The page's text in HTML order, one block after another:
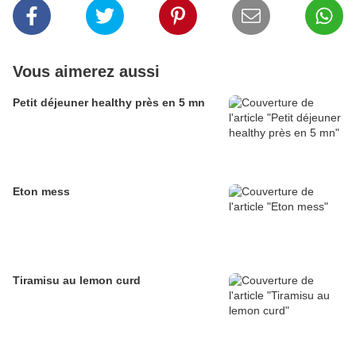
Vous aimerez aussi
Petit déjeuner healthy près en 5 mn
Eton mess
Tiramisu au lemon curd